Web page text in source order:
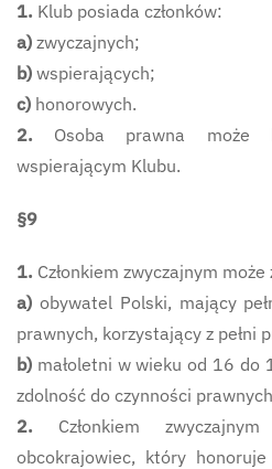
1. Klub posiada członków:
a) zwyczajnych;
b) wspierających;
c) honorowych.
2.
Osoba prawna może
wspierającym Klubu.
§9
1. Członkiem zwyczajnym może
a) obywatel Polski, mający
prawnych, korzystający z pełni
b) małoletni w wieku od 16 do
zdolność do czynności
2.
Członkiem
obcokrajowiec, który